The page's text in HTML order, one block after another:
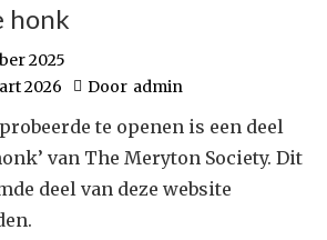
honk
2025
2026 Door admin
te openen is een deel
van The Meryton Society. Dit
deel van deze website